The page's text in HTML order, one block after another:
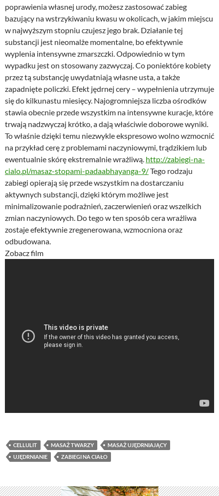
poprawienia własnej urody, możesz zastosować zabieg
bazujący na wstrzykiwaniu kwasu w okolicach, w jakim miejscu
w najwyższym stopniu czujesz jego brak. Działanie tej
substancji jest nieomalże momentalne, bo efektywnie
wyplenia intensywne zmarszczki. Odpowiednio w tym
wypadku jest on stosowany zazwyczaj. Co poniektóre kobiety
przez tą substancję uwydatniają własne usta, a także
zapadnięte policzki. Efekt jędrnej cery – wypełnienia utrzymuje
się do kilkunastu miesięcy. Najogromniejsza liczba ośrodków
stawia obecnie przede wszystkim na intensywne kuracje, które
trwają nadzwyczaj krótko, a dają właściwie doborowe wyniki.
To właśnie dzięki temu niezwykle ekspresowo wolno wzmocnić
na przykład cerę z problemami naczyniowymi, trądzikiem lub
ewentualnie skórę ekstremalnie wrażliwą. http://zabiegi-na-
cialo.pl/masaz-stopami-padaabhayanga-9/Tego rodzaju
zabiegi opierają się przede wszystkim na dostarczaniu
aktywnych substancji, dzięki którym możliwe jest
minimalizowanie podrażnień, zaczerwienień oraz wszelkich
zmian naczyniowych. Do tego w ten sposób cera wrażliwa
zostaje efektywnie zregenerowana, wzmocniona oraz
odbudowana.
Zobacz film
CELLULIT MASAŻ TWARZY
MASAŻ UJĘDRNIAJĄCY
UJĘDRNIANIE
ZABIEGI NA CIAŁO